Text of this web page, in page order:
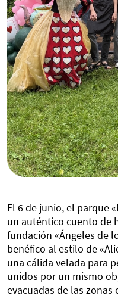
El 6 de junio, el parque
un auténtico cuento de
fundación «Ángeles de
benéfico al estilo de
una cálida velada para
unidos por un mismo
evacuadas de las zonas